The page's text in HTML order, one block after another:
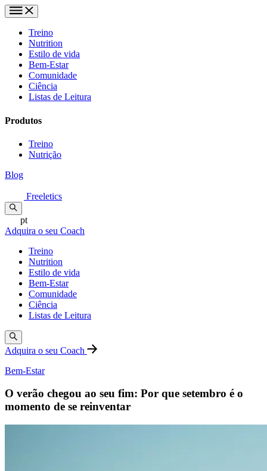
Treino
Nutrition
Estilo de vida
Bem-Estar
Comunidade
Ciência
Listas de Leitura
Produtos
Treino
Nutrição
Blog
Freeletics
pt
Adquira o seu Coach
Treino
Nutrition
Estilo de vida
Bem-Estar
Comunidade
Ciência
Listas de Leitura
Adquira o seu Coach
Bem-Estar
O verão chegou ao seu fim: Por que setembro é o
momento de se reinventar